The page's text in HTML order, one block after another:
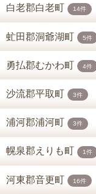
白老郡白老町 14件
虻田郡洞爺湖町 5件
勇払郡むかわ町 4件
沙流郡平取町 3件
浦河郡浦河町 3件
幌泉郡えりも町 1件
河東郡音更町 16件